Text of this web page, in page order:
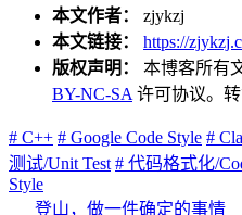
本文作者： zjykzj
本文链接：
https://
版权声明： 本博客所有
BY-NC-SA 许可协议。转
# C++ # Google Code Style #
测试/Unit Test # 代码格式化/
Style
登山，做一件确定的事情